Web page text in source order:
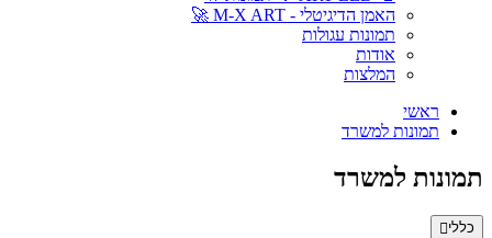
האמן הדיגיטלי - M-X ART 🚀
תמונות עגולות
אודות
המלצות
ראשי
תמונות למשרד
תמונות למשרד
כללי